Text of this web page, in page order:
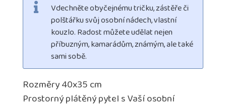
Vdechněte obyčejnému tričku, zástěře či
polštářku svůj osobní nádech, vlastní
kouzlo. Radost můžete udělat nejen
příbuzným, kamarádům, známým, ale také
sami sobě.
Rozměry 40x35 cm
Prostorný plátěný pytel s Vaší osobní